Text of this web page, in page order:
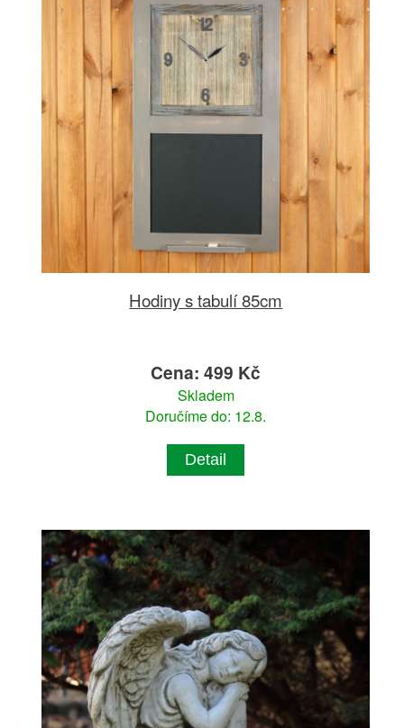
Hodiny s tabulí 85cm
Cena: 499 Kč
Skladem
Doručíme do: 12.8.
Detail